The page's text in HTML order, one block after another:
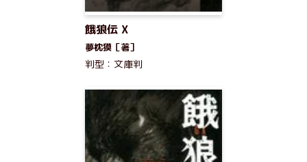
餓狼伝 X
夢枕獏［著］
判型：文庫判